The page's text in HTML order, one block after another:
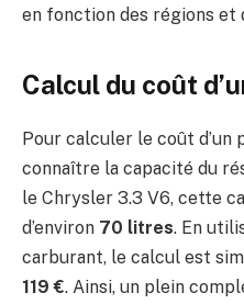
en fonction des régions et
Calcul du coût
Pour calculer le coût d’un
connaître la capacité du
le Chrysler 3.3 V6, cette
d’environ 70 litres. En
carburant, le calcul est
119 €. Ainsi, un plein